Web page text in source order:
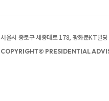
서울시 종로구 세종대로 178, 광화문KT빌
COPYRIGHT© PRESIDENTIAL